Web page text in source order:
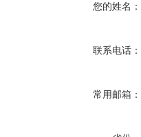
您的姓名：
联系电话：
常用邮箱：